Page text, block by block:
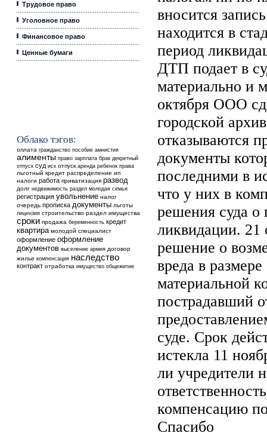
Трудовое право
Уголовное право
Финансовое право
Ценные бумаги
Облако тэгов:
оплата гражданство пособие амнистия
алименты право зарплата брак декретный
отпуск суд иск отпуск аренда ребенок права
льготный кредит распределение ип
налоги работа приватизация развод
долг недвижимость раздел молодая семья
регистрация увольнение налог
очередь прописка документы льготы
лицензия строительство раздел имущества
сроки продажа беременность кредит
квартира молодой специалист
оформление оформление
документов выселение армия договор
жилье компенсация наследство
контракт отработка имущество общежитие
вносится
находится в
период
ДТП подает в
материально и
октября ООО
городской
отказываются
документы
последними в
что у них в
решения суда о
ликвидации. 21
решение о
вреда в
материальной
пострадавший
суде. Срок
истекла 11
ли учредители
компенсацию
Спасибо